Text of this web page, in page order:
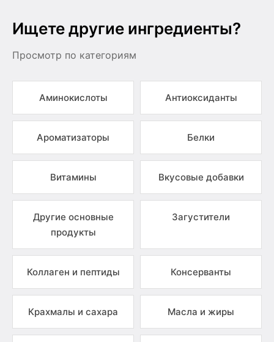
Ищете другие ингредиенты?
Просмотр по категориям
Аминокислоты Антиоксиданты
Ароматизаторы Белки
Витамины Вкусовые добавки
Другие основные
продукты
Загустители
Коллаген и пептиды Консерванты
Крахмалы и сахара Масла и жиры